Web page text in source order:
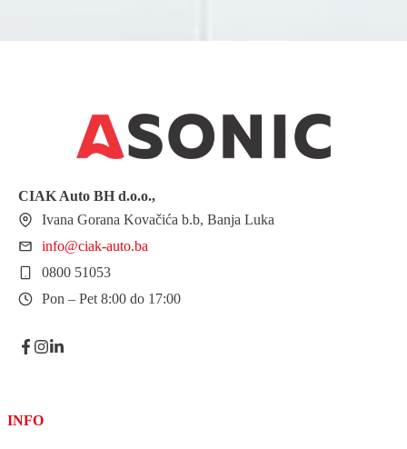
CIAK Auto BH d.o.o.,
Ivana Gorana Kovačića b.b, Banja Luka
info@ciak-auto.ba
0800 51053
Pon – Pet 8:00 do 17:00
INFO